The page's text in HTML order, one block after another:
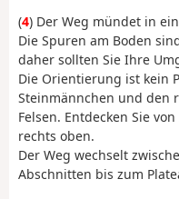
(4) Der Weg mündet in
Die Spuren am Boden
daher sollten Sie Ihre
Die Orientierung ist kein
Steinmännchen und den
Felsen. Entdecken Sie
rechts oben.
Der Weg wechselt
Abschnitten bis zum